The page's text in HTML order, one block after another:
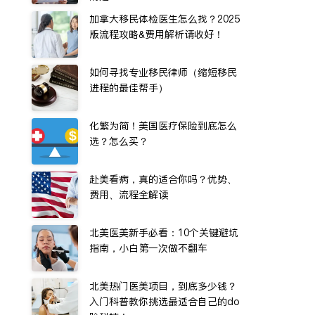
加拿大移民体检医生怎么找？2025
版流程攻略&费用解析请收好！
如何寻找专业移民律师（缩短移民
进程的最佳帮手）
化繁为简！美国医疗保险到底怎么
选？怎么买？
赴美看病，真的适合你吗？优势、
费用、流程全解读
北美医美新手必看：10个关键避坑
指南，小白第一次做不翻车
北美热门医美项目，到底多少钱？
入门科普教你挑选最适合自己的do